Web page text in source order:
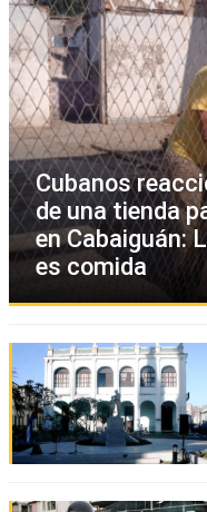
Cubanos
de una tienda
en Cabaiguán:
es comida